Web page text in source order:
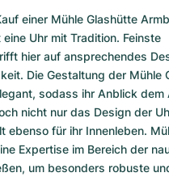
einer Mühle Glashütte
Uhr mit Tradition. Feinste
hier auf ansprechendes
Die Gestaltung der Mühle
sodass ihr Anblick dem
nicht nur das Design der
ebenso für ihr Innenleben.
Expertise im Bereich der
um besonders robuste